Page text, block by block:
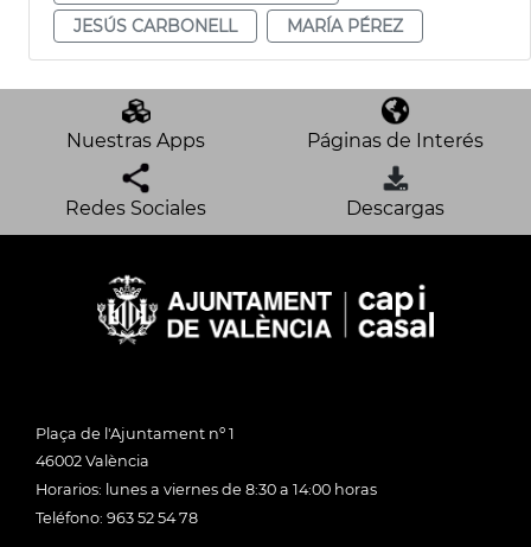
JESÚS CARBONELL
MARÍA PÉREZ
Nuestras Apps Páginas de Interés
Redes Sociales Descargas
Plaça de l'Ajuntament nº 1
46002 València
Horarios: lunes a viernes de 8:30 a 14:00 horas
Teléfono: 963 52 54 78